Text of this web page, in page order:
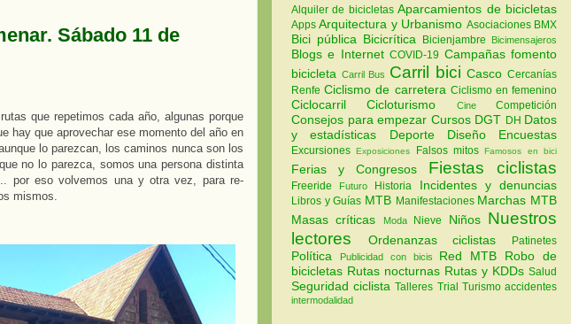
Sábado 11 de
que repetimos cada año, algunas porque
hay que aprovechar ese momento del año en
lo parezcan, los caminos nunca son los
no lo parezca, somos una persona distinta
por eso volvemos una y otra vez, para re-
mismos.
Alquiler de bicicletasAparcamientos de bicicletas
AppsArquitectura y Urbanismo Asociaciones BMX
Bici pública Bicicrítica Bicienjambre Bicimensajeros
Blogs e InternetCOVID-19 Campañas fomento
bicicleta Carril Bus Carril biciCascoCercanías
RenfeCiclismo de carretera Ciclismo en femenino
CiclocarrilCicloturismo CineCompetición
Consejos para empezar Cursos DGT DH Datos
y estadísticas Deporte Diseño Encuestas
ExcursionesExposiciones Falsos mitosFamosos en bici
Ferias y Congresos Fiestas ciclistas
Freeride Futuro Historia Incidentes y denuncias
Libros y Guías MTB Manifestaciones Marchas MTB
Masas críticas
Moda Nieve Niños Nuestros
lectores
Ordenanzas ciclistas Patinetes
Política Publicidad con bicis Red MTB Robo de
bicicletas Rutas nocturnas Rutas y KDDs Salud
Seguridad ciclistaTalleres Trial Turismoaccidentes
intermodalidad